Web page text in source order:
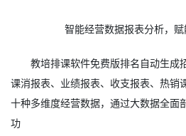
智能经营数据报表分析，
教培排课软件免费版排名自动生成
课消报表、业绩报表、收支报表、热销
十种多维度经营数据，通过大数据全面
功